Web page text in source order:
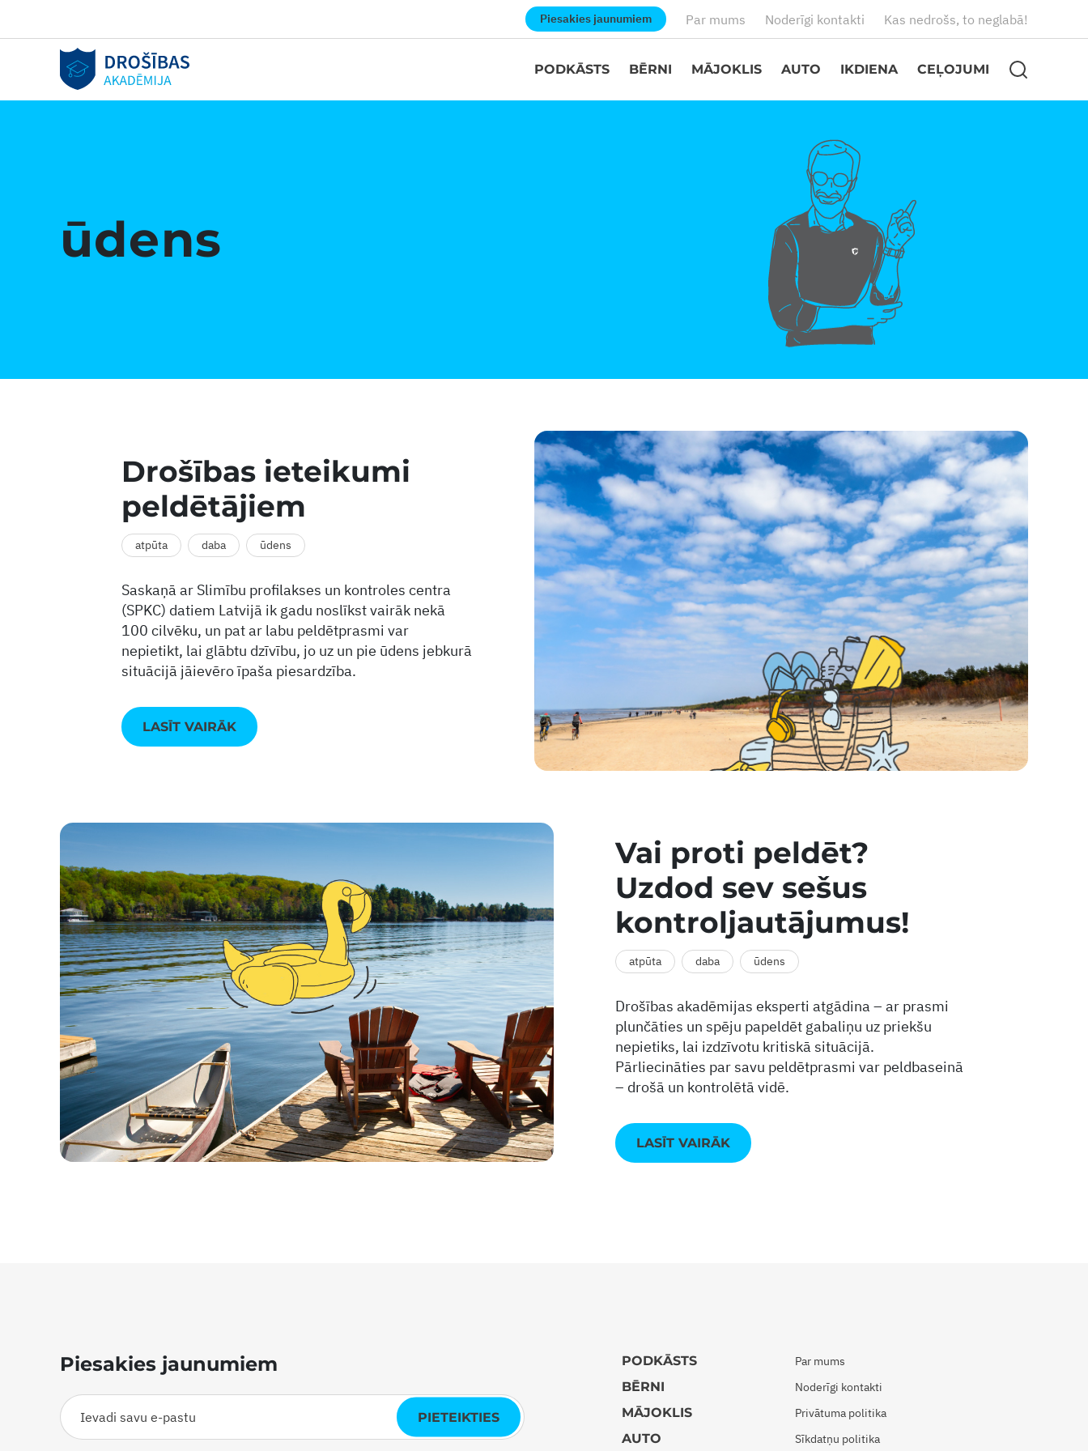
Piesakies jaunumiem Par mums Noderīgi kontakti Kas nedrošs, to neglabā!
PODKĀSTS BĒRNI MĀJOKLIS AUTO IKDIENA CEĻOJUMI
ūdens
Drošības ieteikumi
peldētājiem
atpūta daba ūdens
Saskaņā ar Slimību profilakses un kontroles centra
(SPKC) datiem Latvijā ik gadu noslīkst vairāk nekā
100 cilvēku, un pat ar labu peldētprasmi var
nepietikt, lai glābtu dzīvību, jo uz un pie ūdens jebkurā
situācijā jāievēro īpaša piesardzība.
LASĪT VAIRĀK
Vai proti peldēt?
Uzdod sev sešus
kontroljautājumus!
atpūta daba ūdens
Drošības akadēmijas eksperti atgādina – ar prasmi
plunčāties un spēju papeldēt gabaliņu uz priekšu
nepietiks, lai izdzīvotu kritiskā situācijā.
Pārliecināties par savu peldētprasmi var peldbaseinā
– drošā un kontrolētā vidē.
LASĪT VAIRĀK
Piesakies jaunumiem
PIETEIKTIES
PODKĀSTS
BĒRNI
MĀJOKLIS
AUTO
Par mums
Noderīgi kontakti
Privātuma politika
Sīkdatņu politika